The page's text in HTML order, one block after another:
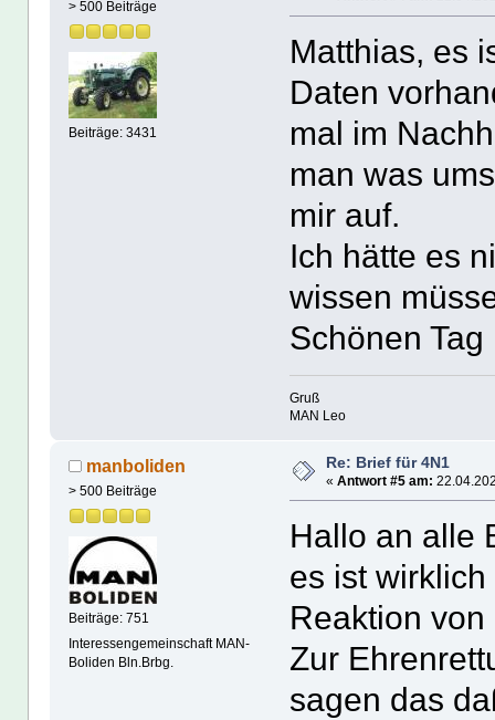
> 500 Beiträge
Beiträge: 3431
Matthias, es
Daten
mal im
man was
mir auf.
Ich hätte es
wissen
Schönen Tag
Gruß
MAN Leo
manboliden
> 500 Beiträge
Beiträge: 751
Interessengemeinschaft MAN-
Boliden Bln.Brbg.
Re: Brief für 4N1
« Antwort #5 am:
Hallo an alle
es ist
Reaktion
Zur
sagen das